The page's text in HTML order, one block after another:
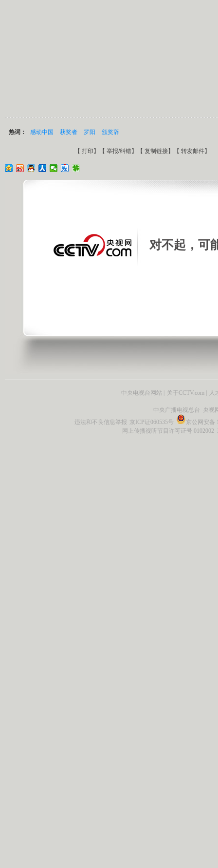
热词： 感动中国 获奖者 罗阳 颁奖辞
【 打印 】【 举报/纠错】【 复制链接】【 转发邮件】
对不起，可
中央电视台网站 关于CCTV.com 人
中央广播电视总台 央视
违法和不良信息举报 京ICP证060535号
京公网安备
网上传播视听节目许可证号 0102002